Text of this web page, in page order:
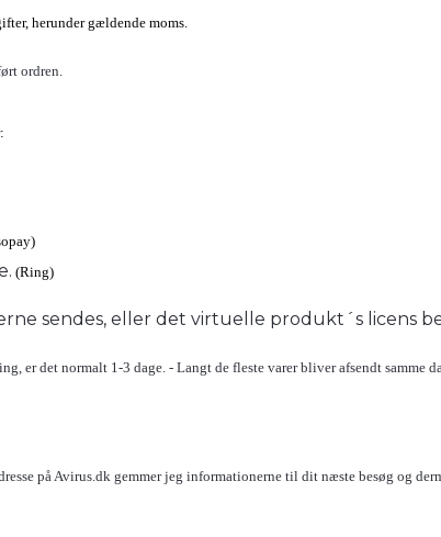
herunder gældende moms.
ordren.
(Ring)
sendes, eller det virtuelle produkt´s licens
er det normalt 1-3 dage. - Langt de fleste varer bliver afsendt
på Avirus.dk gemmer jeg informationerne til dit næste besøg og